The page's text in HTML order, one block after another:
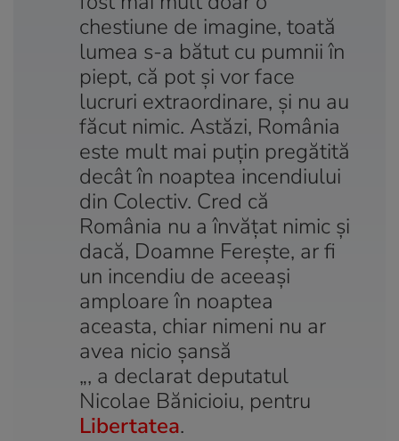
chestiune de imagine, toată
lumea s-a bătut cu pumnii în
piept, că pot şi vor face
lucruri extraordinare, şi nu au
făcut nimic. Astăzi, România
este mult mai puţin pregătită
decât în noaptea incendiului
din Colectiv. Cred că
România nu a învăţat nimic şi
dacă, Doamne Fereşte, ar fi
un incendiu de aceeaşi
amploare în noaptea
aceasta, chiar nimeni nu ar
avea nicio şansă
„, a declarat deputatul
Nicolae Bănicioiu, pentru
Libertatea.